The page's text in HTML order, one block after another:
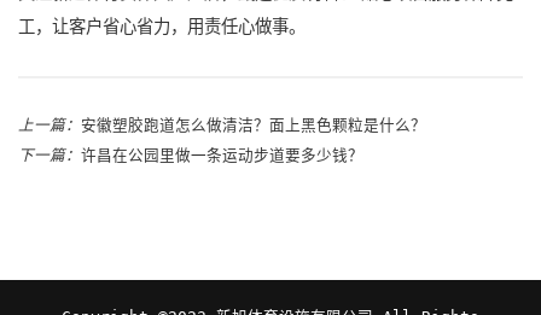
工，让客户省心省力，用责任心做事。
上一篇： 安徽塑胶跑道怎么做清洁？面上黑色颗粒是什么？
下一篇： 许昌在公园里做一条运动步道要多少钱？